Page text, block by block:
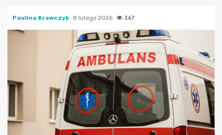
Paulina Krawczyk 8 lutego 2026 367